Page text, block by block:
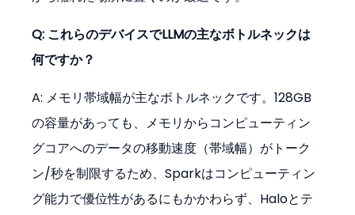
Q: これらのデバイスでLLMの主なボトルネックは
何ですか？
A: メモリ帯域幅が主なボトルネックです。128GB
の容量があっても、メモリからコンピューティン
グコアへのデータの移動速度（帯域幅）がトーク
ン/秒を制限するため、Sparkはコンピューティン
グ能力で優位性があるにもかかわらず、Haloとテ